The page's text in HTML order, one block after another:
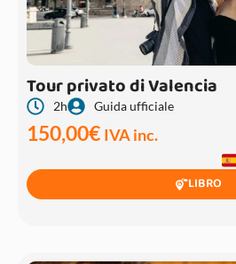
Tour privato di Valencia
2h Guida ufficiale
150,00€ IVA inc.
LIBRO